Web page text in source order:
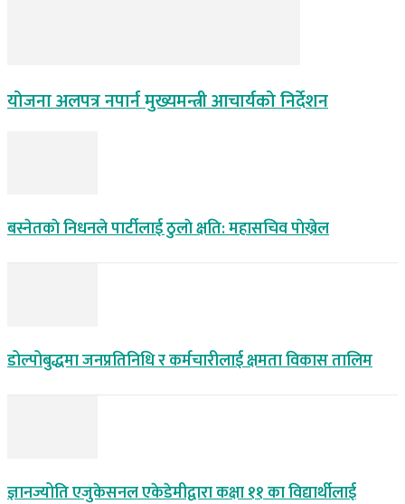
योजना अलपत्र नपार्न मुख्यमन्त्री आचार्यको निर्देशन
बस्नेतकाे निधनले पार्टीलाई ठुलाे क्षति: महासचिव पाेख्रेल
डोल्पोबुद्धमा जनप्रतिनिधि र कर्मचारीलाई क्षमता विकास तालिम
ज्ञानज्योति एजुकेसनल एकेडेमीद्वारा कक्षा ११ का विद्यार्थीलाई